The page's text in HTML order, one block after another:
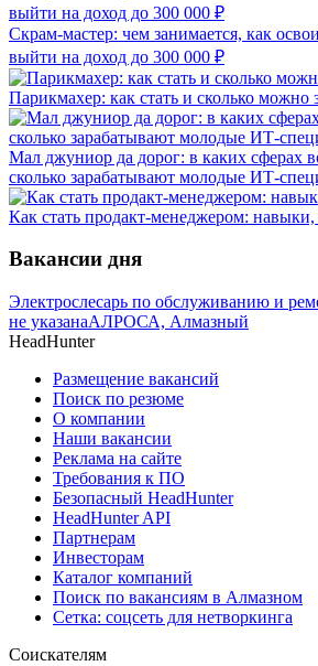
Скрам-мастер: чем занимается, как
выйти на доход до 300 000 ₽
Парикмахер: как стать и сколько можно
Мал джуниор да дорог: в каких сферах
сколько зарабатывают молодые ИТ-
Как стать продакт-менеджером: навыки,
Вакансии дня
Электрослесарь по обслуживанию и
не указанаАЛРОСА, Алмазный
HeadHunter
Размещение вакансий
Поиск по резюме
О компании
Наши вакансии
Реклама на сайте
Требования к ПО
Безопасный HeadHunter
HeadHunter API
Партнерам
Инвесторам
Каталог компаний
Поиск по вакансиям в Алмазном
Сетка: соцсеть для нетворкинга
Соискателям